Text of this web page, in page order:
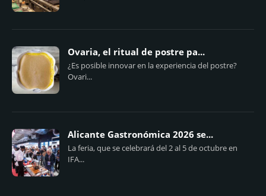
Ovaria, el ritual de postre pa...
¿Es posible innovar en la experiencia del postre?
Ovari...
Alicante Gastronómica 2026 se...
La feria, que se celebrará del 2 al 5 de octubre en
IFA...